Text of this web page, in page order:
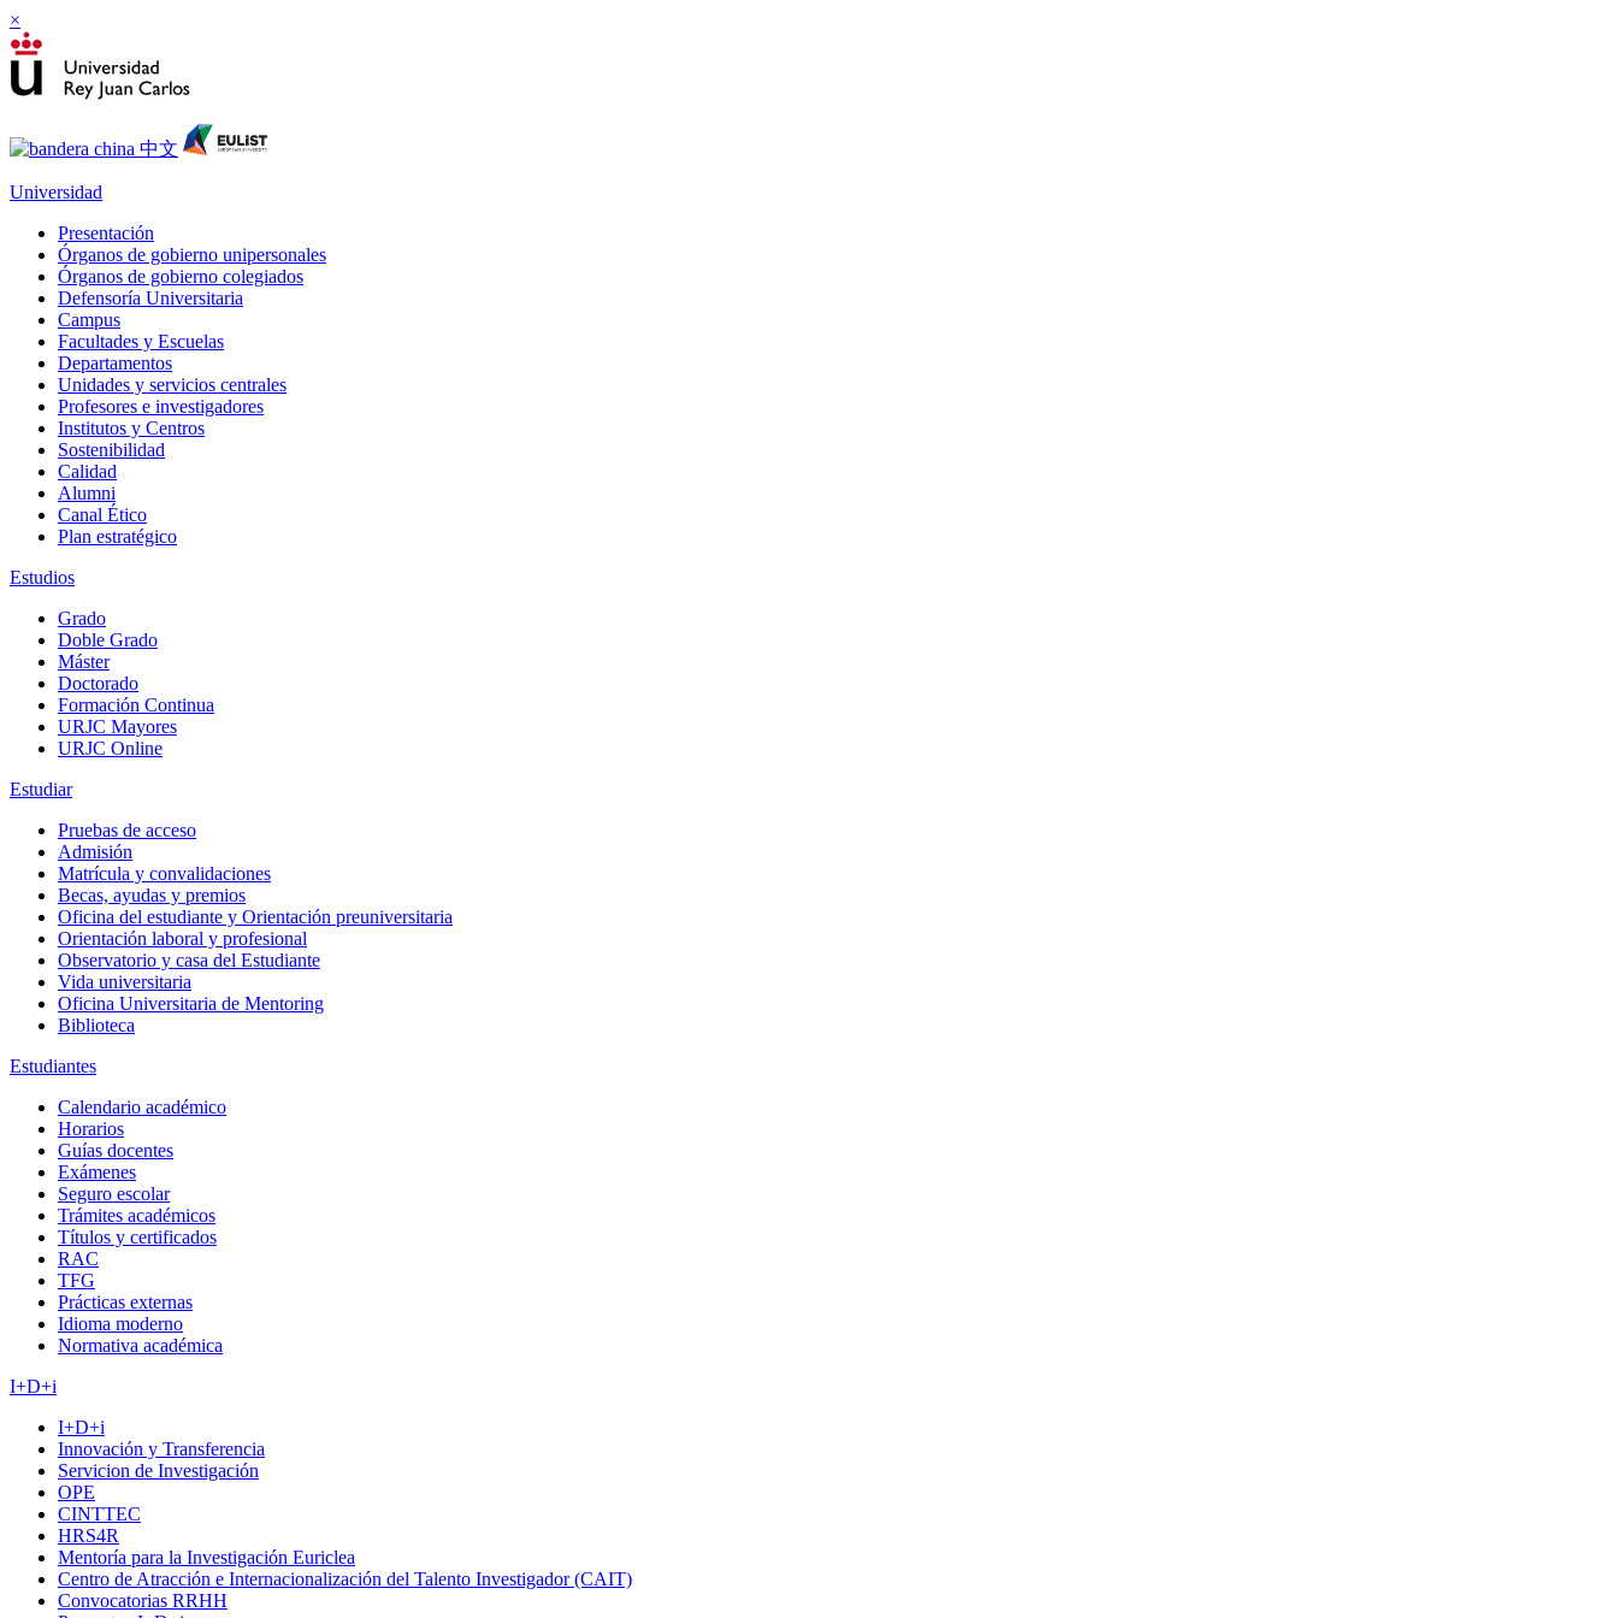
×
Universidad
Presentación
Órganos de gobierno unipersonales
Órganos de gobierno colegiados
Defensoría Universitaria
Campus
Facultades y Escuelas
Departamentos
Unidades y servicios centrales
Profesores e investigadores
Institutos y Centros
Sostenibilidad
Calidad
Alumni
Canal Ético
Plan estratégico
Estudios
Grado
Doble Grado
Máster
Doctorado
Formación Continua
URJC Mayores
URJC Online
Estudiar
Pruebas de acceso
Admisión
Matrícula y convalidaciones
Becas, ayudas y premios
Oficina del estudiante y Orientación preuniversitaria
Orientación laboral y profesional
Observatorio y casa del Estudiante
Vida universitaria
Oficina Universitaria de Mentoring
Biblioteca
Estudiantes
Calendario académico
Horarios
Guías docentes
Exámenes
Seguro escolar
Trámites académicos
Títulos y certificados
RAC
TFG
Prácticas externas
Idioma moderno
Normativa académica
I+D+i
I+D+i
Innovación y Transferencia
Servicion de Investigación
OPE
CINTTEC
HRS4R
Mentoría para la Investigación Euriclea
Centro de Atracción e Internacionalización del Talento Investigador (CAIT)
Convocatorias RRHH